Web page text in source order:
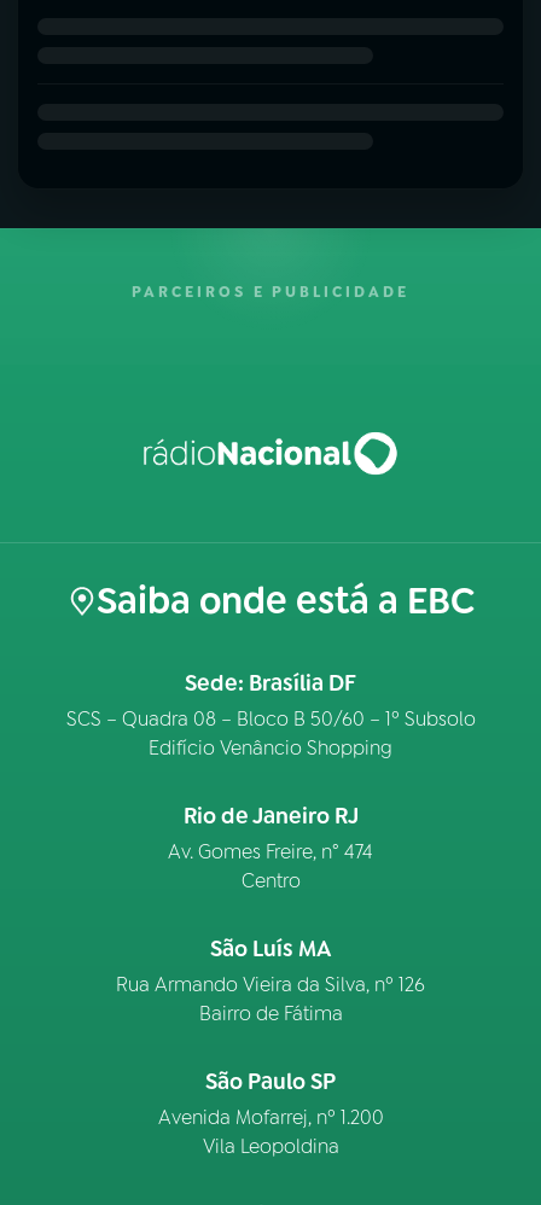
PARCEIROS E PUBLICIDADE
Saiba onde está a EBC
Sede: Brasília DF
SCS – Quadra 08 – Bloco B 50/60 – 1º Subsolo
Edifício Venâncio Shopping
Rio de Janeiro RJ
Av. Gomes Freire, n° 474
Centro
São Luís MA
Rua Armando Vieira da Silva, nº 126
Bairro de Fátima
São Paulo SP
Avenida Mofarrej, nº 1.200
Vila Leopoldina